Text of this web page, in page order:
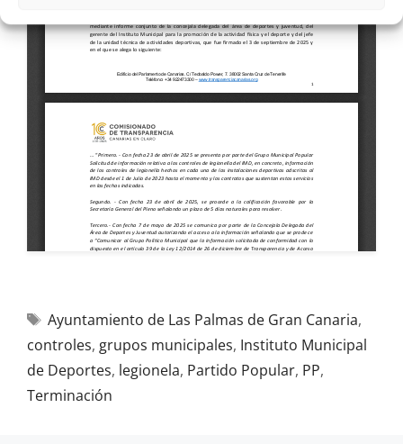
Ayuntamiento de Las Palmas de Gran Canaria,
controles, grupos municipales, Instituto Municipal
de Deportes, legionela, Partido Popular, PP,
Terminación